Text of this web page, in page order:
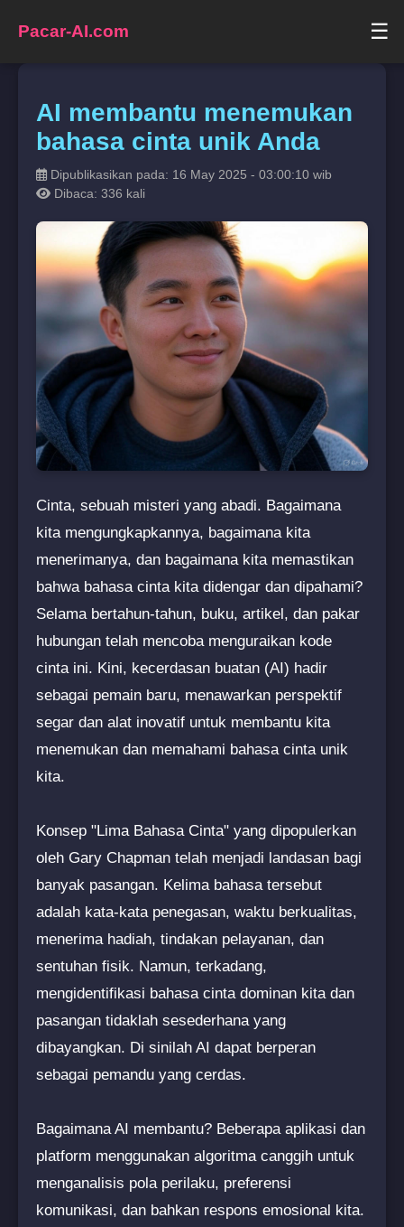
Pacar-AI.com ☰
AI membantu menemukan
bahasa cinta unik Anda
Dipublikasikan pada: 16 May 2025 - 03:00:10 wib
Dibaca: 336 kali
Cinta, sebuah misteri yang abadi. Bagaimana
kita mengungkapkannya, bagaimana kita
menerimanya, dan bagaimana kita memastikan
bahwa bahasa cinta kita didengar dan dipahami?
Selama bertahun-tahun, buku, artikel, dan pakar
hubungan telah mencoba menguraikan kode
cinta ini. Kini, kecerdasan buatan (AI) hadir
sebagai pemain baru, menawarkan perspektif
segar dan alat inovatif untuk membantu kita
menemukan dan memahami bahasa cinta unik
kita.
Konsep "Lima Bahasa Cinta" yang dipopulerkan
oleh Gary Chapman telah menjadi landasan bagi
banyak pasangan. Kelima bahasa tersebut
adalah kata-kata penegasan, waktu berkualitas,
menerima hadiah, tindakan pelayanan, dan
sentuhan fisik. Namun, terkadang,
mengidentifikasi bahasa cinta dominan kita dan
pasangan tidaklah sesederhana yang
dibayangkan. Di sinilah AI dapat berperan
sebagai pemandu yang cerdas.
Bagaimana AI membantu? Beberapa aplikasi dan
platform menggunakan algoritma canggih untuk
menganalisis pola perilaku, preferensi
komunikasi, dan bahkan respons emosional kita.